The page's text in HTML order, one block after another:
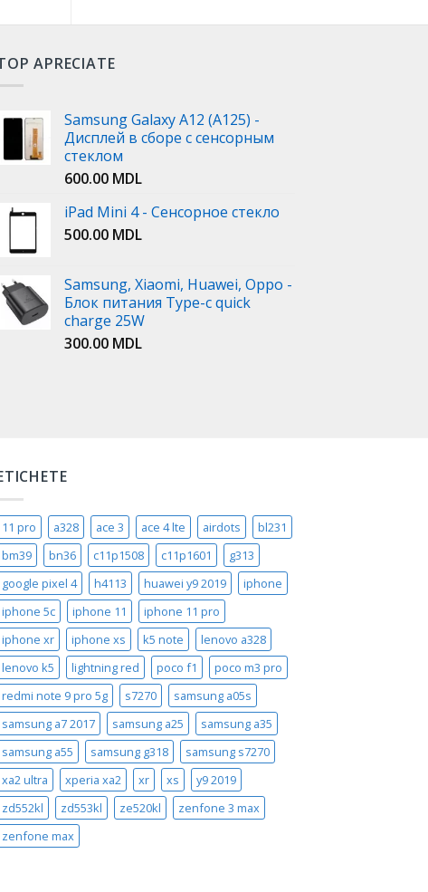
APRECIATE
Samsung Galaxy A12 (A125) -
Дисплей в сборе с сенсорным
стеклом
600.00 MDL
iPad Mini 4 - Сенсорное стекло
500.00 MDL
Samsung, Xiaomi, Huawei, Oppo -
Блок питания Type-c quick
charge 25W
300.00 MDL
11 pro a328 ace 3 ace 4 lte airdots
bl231
bm39
bn36 c11p1508 c11p1601
g313
google pixel 4
h4113 huawei y9 2019
iphone
iphone 5c
iphone 11
iphone 11 pro
iphone xr
iphone xs k5 note
lenovo a328
lenovo k5
lightning red poco f1
poco m3 pro
redmi note 9 pro 5g
s7270
samsung a05s
samsung a7 2017
samsung a25
samsung a35
samsung a55
samsung g318
samsung s7270
xa2 ultra
xperia xa2 xr xs
y9 2019
zd552kl
zd553kl ze520kl
zenfone 3 max
zenfone max